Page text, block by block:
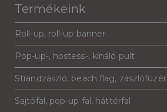
Termékeink
Roll-up, roll-up banner
Pop-up-, hostess-, kínáló pult
Strandzászló, beach flag, zászlófüzér
Sajtófal, pop-up fal, háttérfal